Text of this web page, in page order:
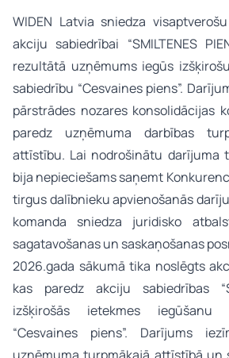
WIDEN Latvia sniedza
akciju sabiedrībai “SMILTENES
rezultātā uzņēmums iegūs
sabiedrību “Cesvaines piens”.
pārstrādes nozares konsolidācijas
paredz uzņēmuma darbības
attīstību. Lai nodrošinātu darījuma
bija nepieciešams saņemt
tirgus dalībnieku apvienošanās
komanda sniedza juridisko
sagatavošanas un saskaņošanas
2026.gada sākumā tika noslēgts
kas paredz akciju sabiedrības
izšķirošās ietekmes iegūšanu
“Cesvaines piens”. Darījums